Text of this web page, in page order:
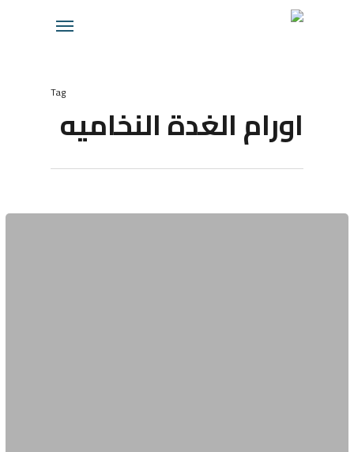
Menu
Tag
اورام الغدة النخاميه